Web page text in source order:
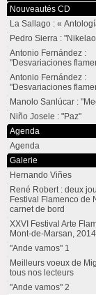
Nouveautés CD
La Sallago : «
Pedro Sierra :
Antonio Fernández :
"Desvariaciones
Antonio Fernández :
"Desvariaciones
Manolo Sanlúcar :
Niño Josele : "Paz"
Agenda
Agenda
Galerie
Hernando Viñes
René Robert : deux
Festival Flamenco de
carnet de bord
XXVI Festival Arte
Mont-de-Marsan, 2014
"Ande vamos" 1
Meilleurs voeux de
tous nos lecteurs
"Ande vamos" 2